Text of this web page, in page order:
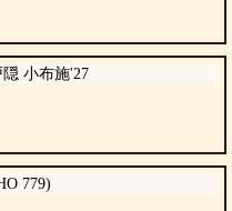
小布施'27
779)